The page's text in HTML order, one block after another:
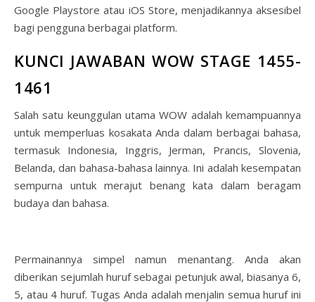
Google Playstore atau iOS Store, menjadikannya aksesibel
bagi pengguna berbagai platform.
KUNCI JAWABAN WOW STAGE 1455-
1461
Salah satu keunggulan utama WOW adalah kemampuannya
untuk memperluas kosakata Anda dalam berbagai bahasa,
termasuk Indonesia, Inggris, Jerman, Prancis, Slovenia,
Belanda, dan bahasa-bahasa lainnya. Ini adalah kesempatan
sempurna untuk merajut benang kata dalam beragam
budaya dan bahasa.
Permainannya simpel namun menantang. Anda akan
diberikan sejumlah huruf sebagai petunjuk awal, biasanya 6,
5, atau 4 huruf. Tugas Anda adalah menjalin semua huruf ini